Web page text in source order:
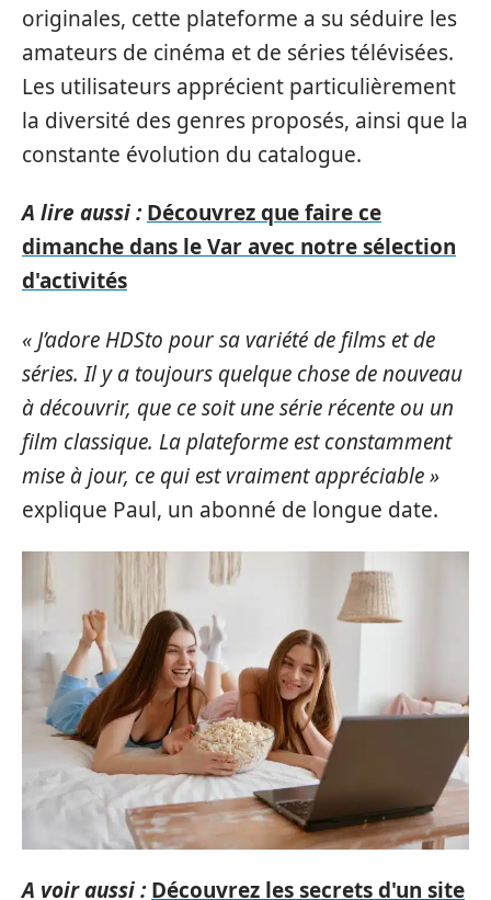
originales, cette plateforme a su séduire les
amateurs de cinéma et de séries télévisées.
Les utilisateurs apprécient particulièrement
la diversité des genres proposés, ainsi que la
constante évolution du catalogue.
A lire aussi : Découvrez que faire ce
dimanche dans le Var avec notre sélection
d'activités
« J’adore HDSto pour sa variété de films et de
séries. Il y a toujours quelque chose de nouveau
à découvrir, que ce soit une série récente ou un
film classique. La plateforme est constamment
mise à jour, ce qui est vraiment appréciable »
explique Paul, un abonné de longue date.
A voir aussi : Découvrez les secrets d'un site